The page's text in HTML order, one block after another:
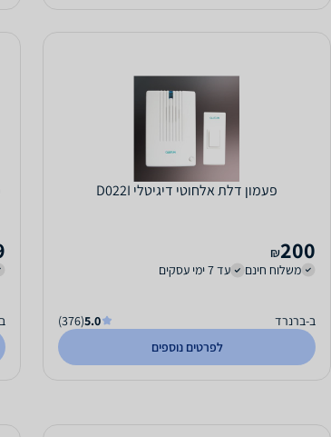
פעמון דלת אלחוטי דיגיטלי D022I
200
₪
משלוח חינם
עד 7 ימי עסקים
ב-ברנרד 5.0
(376)
לפרטים נוספים